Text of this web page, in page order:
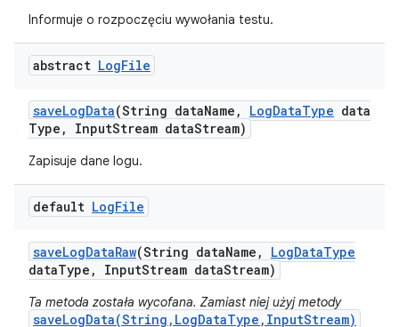
Informuje o rozpoczęciu wywołania testu.
abstract LogFile
saveLogData(String dataName , LogDataType data
Type , InputStream dataStream)
Zapisuje dane logu.
default LogFile
saveLogDataRaw(String dataName , LogDataType
dataType , InputStream dataStream)
Ta metoda została wycofana. Zamiast niej użyj metody
saveLogData(String,LogDataType,InputStream)